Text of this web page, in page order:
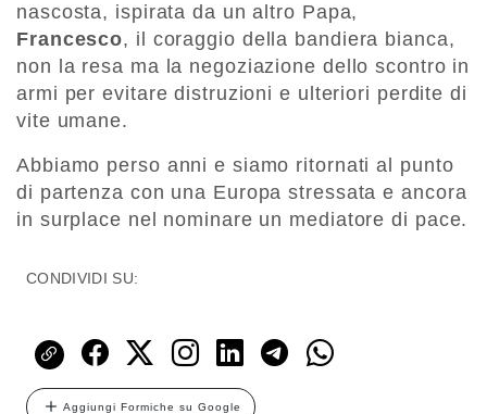
nascosta, ispirata da un altro Papa,
Francesco, il coraggio della bandiera bianca,
non la resa ma la negoziazione dello scontro in
armi per evitare distruzioni e ulteriori perdite di
vite umane.
Abbiamo perso anni e siamo ritornati al punto
di partenza con una Europa stressata e ancora
in surplace nel nominare un mediatore di pace.
CONDIVIDI SU:
Aggiungi Formiche su Google